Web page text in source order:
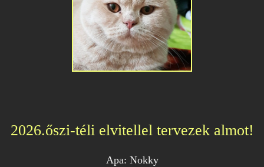
2026.őszi-téli elvitellel tervezek almot!
Apa: Nokky